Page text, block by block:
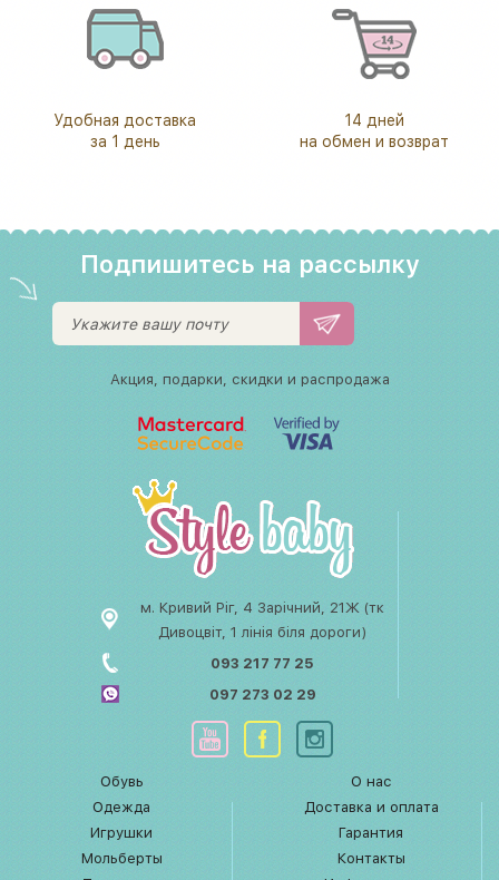
Удобная доставка
за 1 день
14 дней
на обмен и возврат
Подпишитесь на рассылку
Акция, подарки, скидки и распродажа
м. Кривий Ріг, 4 Зарічний, 21Ж (тк
Дивоцвіт, 1 лінія біля дороги)
093 217 77 25
097 273 02 29
Обувь
Одежда
Игрушки
Мольберты
О нас
Доставка и оплата
Гарантия
Контакты